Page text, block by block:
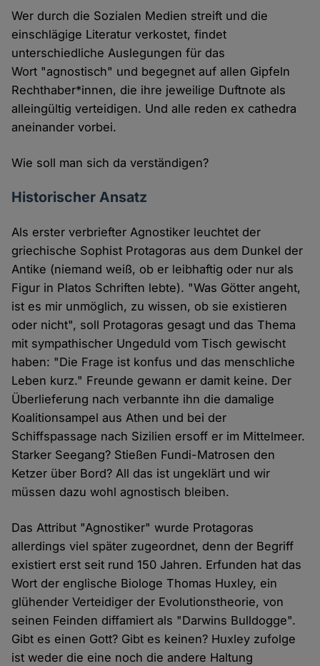
Wer durch die Sozialen Medien streift und die
einschlägige Literatur verkostet, findet
unterschiedliche Auslegungen für das
Wort "agnostisch" und begegnet auf allen Gipfeln
Rechthaber*innen, die ihre jeweilige Duftnote als
alleingültig verteidigen. Und alle reden ex cathedra
aneinander vorbei.
Wie soll man sich da verständigen?
Historischer Ansatz
Als erster verbriefter Agnostiker leuchtet der
griechische Sophist Protagoras aus dem Dunkel der
Antike (niemand weiß, ob er leibhaftig oder nur als
Figur in Platos Schriften lebte). "Was Götter angeht,
ist es mir unmöglich, zu wissen, ob sie existieren
oder nicht", soll Protagoras gesagt und das Thema
mit sympathischer Ungeduld vom Tisch gewischt
haben: "Die Frage ist konfus und das menschliche
Leben kurz." Freunde gewann er damit keine. Der
Überlieferung nach verbannte ihn die damalige
Koalitionsampel aus Athen und bei der
Schiffspassage nach Sizilien ersoff er im Mittelmeer.
Starker Seegang? Stießen Fundi-Matrosen den
Ketzer über Bord? All das ist ungeklärt und wir
müssen dazu wohl agnostisch bleiben.
Das Attribut "Agnostiker" wurde Protagoras
allerdings viel später zugeordnet, denn der Begriff
existiert erst seit rund 150 Jahren. Erfunden hat das
Wort der englische Biologe Thomas Huxley, ein
glühender Verteidiger der Evolutionstheorie, von
seinen Feinden diffamiert als "Darwins Bulldogge".
Gibt es einen Gott? Gibt es keinen? Huxley zufolge
ist weder die eine noch die andere Haltung